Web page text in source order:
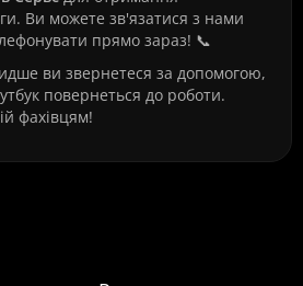
Ви можете зв'язатися з нами
прямо зараз! 📞
ви звернетеся за допомогою,
повернеться до роботи.
фахівцям!